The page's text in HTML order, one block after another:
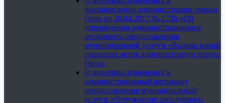
постановление администрации города
Орла от 26.04.2017 № 1736 «Об
утверждении административного
регламента предоставления
муниципальной услуги «Выдача копий
правовых актов администрации города
Орла»
О внесении изменений в
административный регламент
предоставления муниципальной
услуги «Отчуждение арендуемого